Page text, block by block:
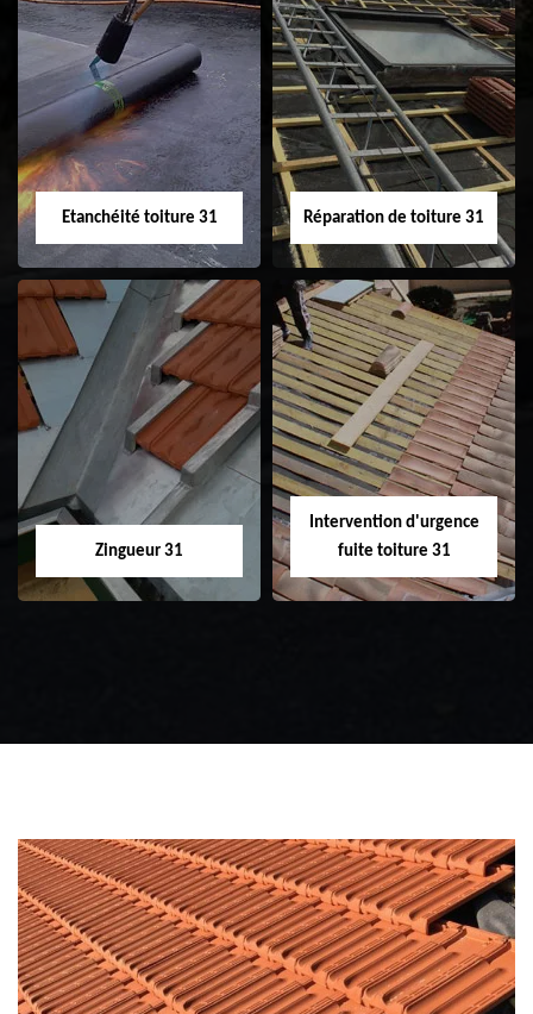
Peinture sur tuile
31
Nettoyage
demoussage de
toiture 31
Etanchéité toiture 31
Etanchéité toiture
31
Réparation de toiture 31
Réparation de
toiture 31
Zingueur 31
Intervention d'urgence
fuite toiture 31